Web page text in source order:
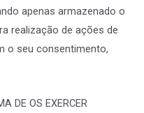
apenas armazenado o
realização de ações de
o seu consentimento,
DE OS EXERCER